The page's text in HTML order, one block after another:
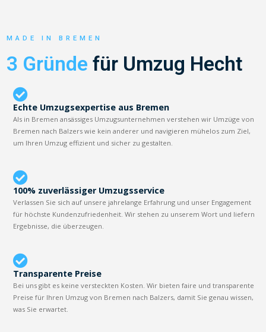
MADE IN BREMEN
3 Gründe für Umzug Hecht
Echte Umzugsexpertise aus Bremen
Als in Bremen ansässiges Umzugsunternehmen verstehen wir Umzüge von
Bremen nach Balzers wie kein anderer und navigieren mühelos zum Ziel,
um Ihren Umzug effizient und sicher zu gestalten.
100% zuverlässiger Umzugsservice
Verlassen Sie sich auf unsere jahrelange Erfahrung und unser Engagement
für höchste Kundenzufriedenheit. Wir stehen zu unserem Wort und liefern
Ergebnisse, die überzeugen.
Transparente Preise
Bei uns gibt es keine versteckten Kosten. Wir bieten faire und transparente
Preise für Ihren Umzug von Bremen nach Balzers, damit Sie genau wissen,
was Sie erwartet.